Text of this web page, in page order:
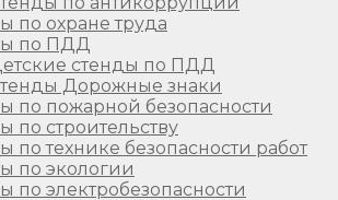
по охране труда
по ПДД
стенды по ПДД
Дорожные знаки
по пожарной безопасности
по строительству
по технике безопасности работ
по экологии
по электробезопасности